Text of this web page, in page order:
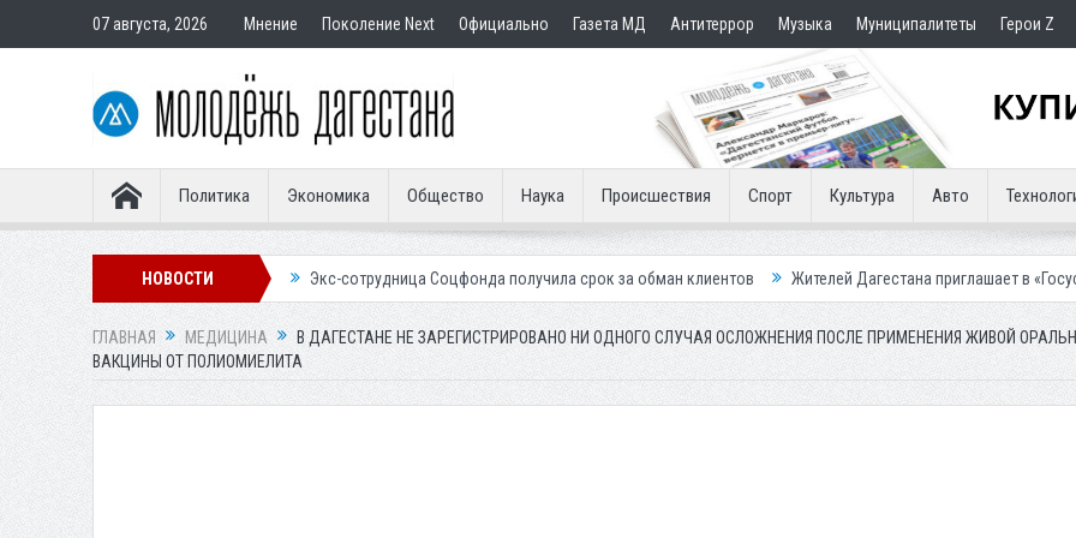
07 августа, 2026 Мнение Поколение Next Официально Газета МД Антитеррор Музыка Муниципалитеты Герои Z
Политика Экономика Общество Наука Происшествия Спорт Культура Авто
НОВОСТИ
покупателям Экс-сотрудница Соцфонда получила срок за обман клиентов Жителей Дагестана приглашает в «Госуслуги Дом»
ГЛАВНАЯ МЕДИЦИНА
В ДАГЕСТАНЕ НЕ ЗАРЕГИСТРИРОВАНО НИ ОДНОГО СЛУЧАЯ ОСЛОЖНЕНИЯ ПОСЛЕ ПРИМЕНЕНИЯ ЖИВОЙ
ВАКЦИНЫ ОТ ПОЛИОМИЕЛИТА